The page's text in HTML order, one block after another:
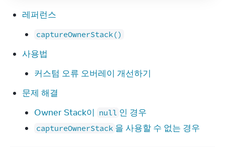
레퍼런스
captureOwnerStack()
사용법
커스텀 오류 오버레이 개선하기
문제 해결
Owner Stack이 null 인 경우
captureOwnerStack 을 사용할 수 없는 경우